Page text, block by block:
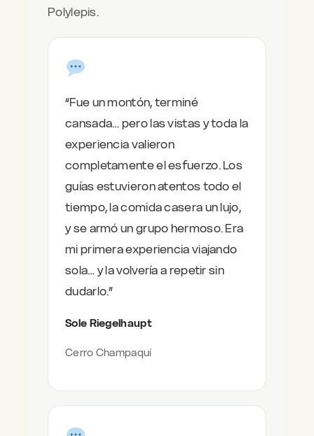
Polylepis.
“Fue un montón, terminé
cansada… pero las vistas y toda la
experiencia valieron
completamente el esfuerzo. Los
guías estuvieron atentos todo el
tiempo, la comida casera un lujo,
y se armó un grupo hermoso. Era
mi primera experiencia viajando
sola… y la volvería a repetir sin
dudarlo.”
Sole Riegelhaupt
Cerro Champaquí